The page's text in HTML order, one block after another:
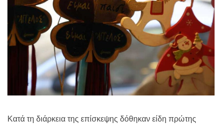
Κατά τη διάρκεια της επίσκεψης δόθηκαν είδη πρώτης